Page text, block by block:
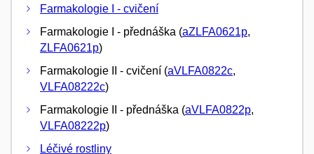
Farmakologie I - cvičení
Farmakologie I - přednáška (aZLFA0621p,
ZLFA0621p)
Farmakologie II - cvičení (aVLFA0822c,
VLFA08222c)
Farmakologie II - přednáška (aVLFA0822p,
VLFA08222p)
Léčivé rostliny